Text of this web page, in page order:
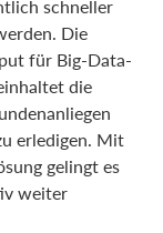
schneller
Die
für Big-Data-
die
erledigen. Mit
gelingt es
weiter